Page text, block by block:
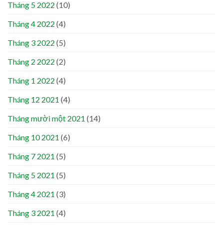
Tháng 5 2022 (10)
Tháng 4 2022 (4)
Tháng 3 2022 (5)
Tháng 2 2022 (2)
Tháng 1 2022 (4)
Tháng 12 2021 (4)
Tháng mười một 2021 (14)
Tháng 10 2021 (6)
Tháng 7 2021 (5)
Tháng 5 2021 (5)
Tháng 4 2021 (3)
Tháng 3 2021 (4)